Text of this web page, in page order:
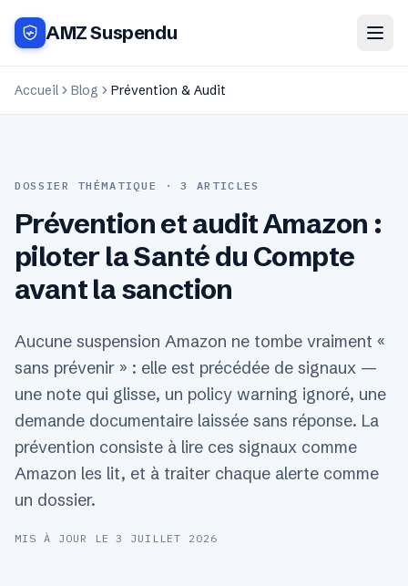
AMZ Suspendu
Accueil Blog Prévention & Audit
DOSSIER THÉMATIQUE ·3 ARTICLES
Prévention et audit Amazon :
piloter la Santé du Compte
avant la sanction
Aucune suspension Amazon ne tombe vraiment «
sans prévenir » : elle est précédée de signaux —
une note qui glisse, un policy warning ignoré, une
demande documentaire laissée sans réponse. La
prévention consiste à lire ces signaux comme
Amazon les lit, et à traiter chaque alerte comme
un dossier.
MIS À JOUR LE3 JUILLET 2026